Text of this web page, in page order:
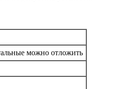
можно отложить